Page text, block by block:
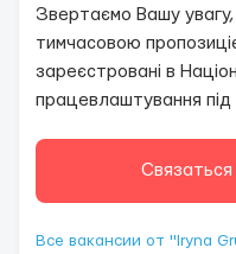
Звертаємо Вашу
тимчасовою
зареєстровані в
працевлаштування
Все вакансии от "Iryna